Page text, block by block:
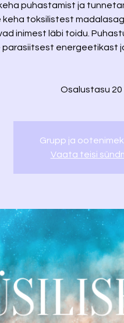
puhastamist ja
keha toksilistest
inimest läbi toidu.
energeetikast
Osalustasu 20
Grupp ja
Vaata teisi